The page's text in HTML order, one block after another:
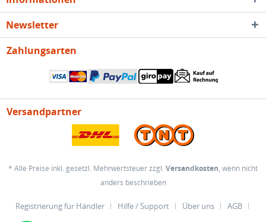
Newsletter
Zahlungsarten
Versandpartner
* Alle Preise inkl. gesetzl. Mehrwertsteuer zzgl. Versandkosten, wenn nicht
anders beschrieben
Registrierung für Händler Hilfe / Support Über uns
AGB